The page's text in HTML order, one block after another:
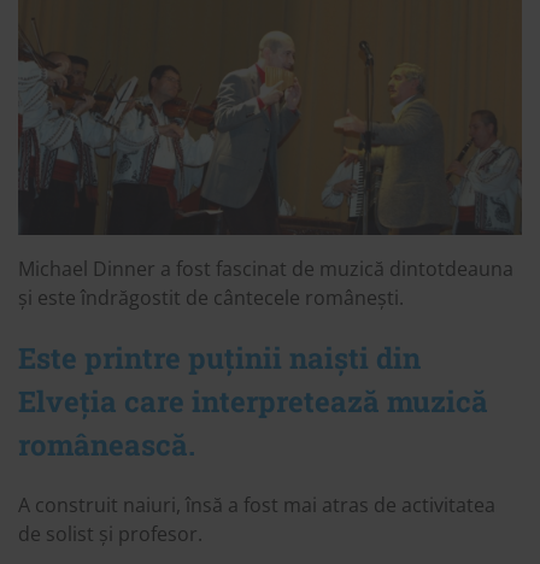
Michael Dinner a fost fascinat de muzică dintotdeauna
și este îndrăgostit de cântecele românești.
Este printre puținii naiști din
Elveția care interpretează muzică
românească.
A construit naiuri, însă a fost mai atras de activitatea
de solist și profesor.